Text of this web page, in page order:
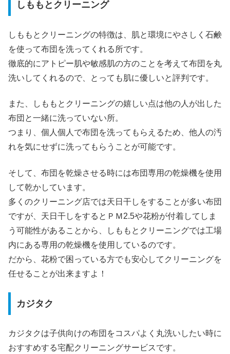
しももとクリーニング
しももとクリーニングの特徴は、肌と環境にやさしく石鹸
を使って布団を洗ってくれる所です。
徹底的にアトピー肌や敏感肌の方のことを考えて布団を丸
洗いしてくれるので、とっても肌に優しいと評判です。
また、しももとクリーニングの嬉しい点は他の人が出した
布団と一緒に洗っていない所。
つまり、個人個人で布団を洗ってもらえるため、他人の汚
れを気にせずに洗ってもらうことが可能です。
そして、布団を乾燥させる時には布団専用の乾燥機を使用
して乾かしています。
多くのクリーニング店では天日干しをすることが多い布団
ですが、天日干しをするとＰＭ2.5や花粉が付着してしま
う可能性があることから、しももとクリーニングでは工場
内にある専用の乾燥機を使用しているのです。
だから、花粉で困っている方でも安心してクリーニングを
任せることが出来ますよ！
カジタク
カジタクは子供向けの布団をコスパよく丸洗いしたい時に
おすすめする宅配クリーニングサービスです。